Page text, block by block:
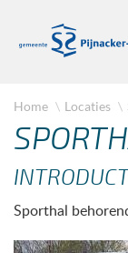
Home Locaties
Sporthal